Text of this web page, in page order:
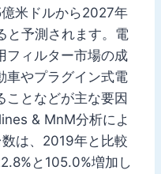
米ドルから2027年
と予測されます。電
フィルター市場の成
車やプラグイン式電
ことなどが主な要因
& MnM分析によ
は、2019年と比較
と105.0%増加し